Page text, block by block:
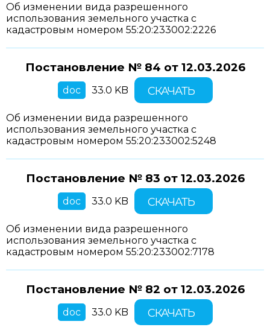
Об изменении вида разрешенного
использования земельного участка с
кадастровым номером 55:20:233002:2226
Постановление № 84 от 12.03.2026
doc 33.0 KB СКАЧАТЬ
Об изменении вида разрешенного
использования земельного участка с
кадастровым номером 55:20:233002:5248
Постановление № 83 от 12.03.2026
doc 33.0 KB СКАЧАТЬ
Об изменении вида разрешенного
использования земельного участка с
кадастровым номером 55:20:233002:7178
Постановление № 82 от 12.03.2026
doc 33.0 KB СКАЧАТЬ